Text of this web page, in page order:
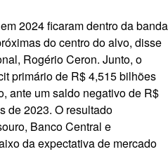
2024 ficaram dentro da banda
do centro do alvo, disse
Rogério Ceron. Junto, o
primário de R$ 4,515 bilhões
ante um saldo negativo de R$
de 2023. O resultado
Banco Central e
da expectativade mercado